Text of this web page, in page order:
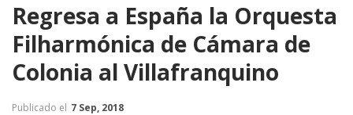
Regresa a España la Orquesta
Filharmónica de Cámara de
Colonia al Villafranquino
Publicado el 7 Sep, 2018